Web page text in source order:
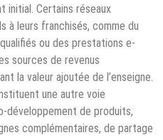
initial. Certains réseaux
à leurs franchisés, comme du
ou des prestations e-
sources de revenus
la valeur ajoutée de l’enseigne.
une autre voie
développement de produits,
complémentaires, de partage